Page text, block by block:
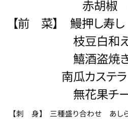
赤胡椒
【前 菜】 鰻押し寿
枝豆白和え
鱚酒盗焼き
南瓜カステラ
無花果チー
【刺 身】
三種盛り合わせ あし